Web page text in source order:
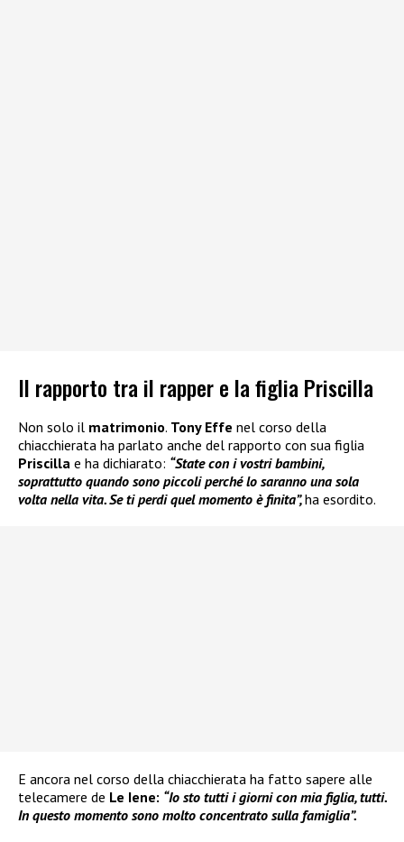
Il rapporto tra il rapper e la figlia Priscilla
Non solo il matrimonio. Tony Effe nel corso della
chiacchierata ha parlato anche del rapporto con sua figlia
Priscilla e ha dichiarato: “State con i vostri bambini,
soprattutto quando sono piccoli perché lo saranno una sola
volta nella vita. Se ti perdi quel momento è finita”,ha esordito.
E ancora nel corso della chiacchierata ha fatto sapere alle
telecamere de Le Iene: “Io sto tutti i giorni con mia figlia, tutti.
In questo momento sono molto concentrato sulla famiglia”.